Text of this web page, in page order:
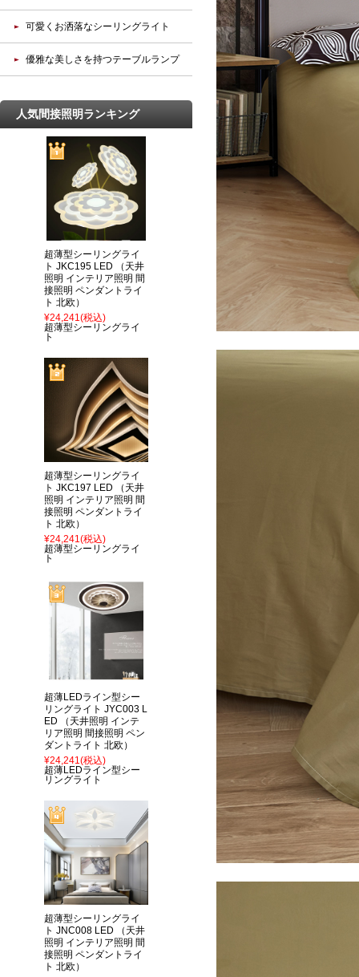
可愛くお洒落なシーリングライト
優雅な美しさを持つテーブルランプ
人気間接照明ランキング
超薄型シーリングライ
ト JKC195 LED （天井
照明 インテリア照明 間
接照明 ペンダントライ
ト 北欧）
¥24,241(税込)
超薄型シーリングライ
ト
超薄型シーリングライ
ト JKC197 LED （天井
照明 インテリア照明 間
接照明 ペンダントライ
ト 北欧）
¥24,241(税込)
超薄型シーリングライ
ト
超薄LEDライン型シー
リングライト JYC003 L
ED （天井照明 インテ
リア照明 間接照明 ペン
ダントライト 北欧）
¥24,241(税込)
超薄LEDライン型シー
リングライト
超薄型シーリングライ
ト JNC008 LED （天井
照明 インテリア照明 間
接照明 ペンダントライ
ト 北欧）